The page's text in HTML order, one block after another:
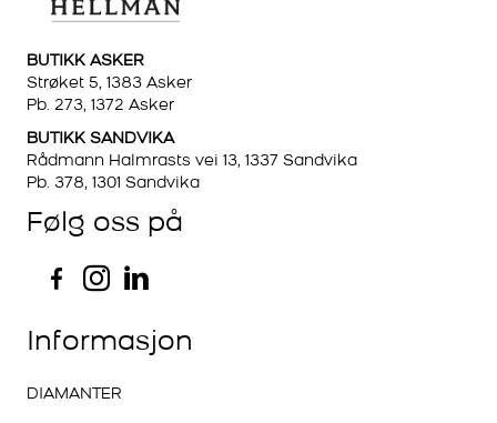
BUTIKK ASKER
Strøket 5, 1383 Asker
Pb. 273, 1372 Asker
BUTIKK SANDVIKA
Rådmann Halmrasts vei 13, 1337 Sandvika
Pb. 378, 1301 Sandvika
Følg oss på
Informasjon
DIAMANTER